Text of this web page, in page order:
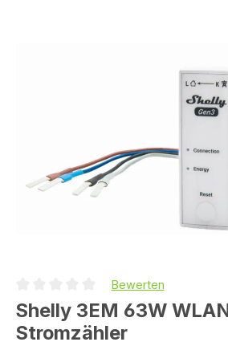
Durchschnittliche Bewertung von 0 von
Bewerten
Shelly 3EM 63W
Stromzähler